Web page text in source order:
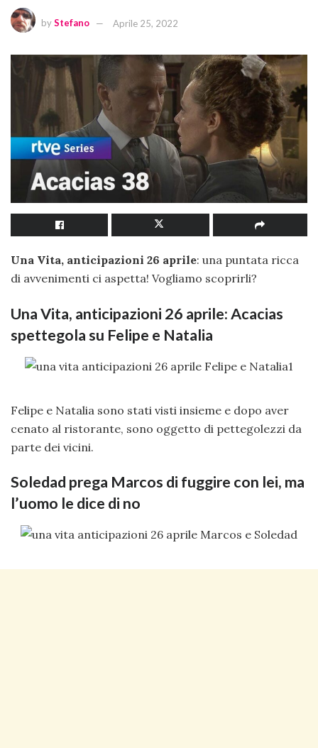
byStefano Aprile 25, 2022
Una Vita, anticipazioni 26 aprile: una puntata ricca
di avvenimenti ci aspetta! Vogliamo scoprirli?
Una Vita, anticipazioni 26 aprile: Acacias
spettegola su Felipe e Natalia
Felipe e Natalia sono stati visti insieme e dopo aver
cenato al ristorante, sono oggetto di pettegolezzi da
parte dei vicini.
Soledad prega Marcos di fuggire con lei, ma
l’uomo le dice di no